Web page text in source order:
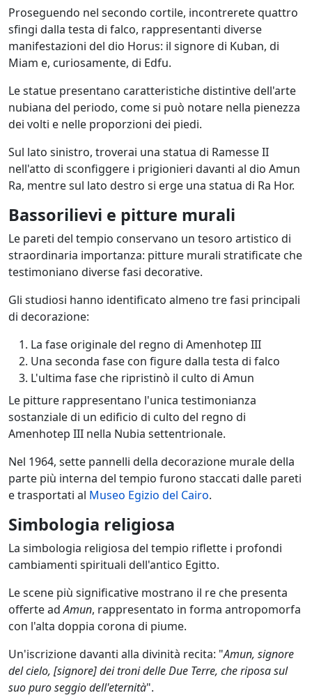
Proseguendo nel secondo cortile, incontrerete quattro
sfingi dalla testa di falco, rappresentanti diverse
manifestazioni del dio Horus: il signore di Kuban, di
Miam e, curiosamente, di Edfu.
Le statue presentano caratteristiche distintive dell'arte
nubiana del periodo, come si può notare nella pienezza
dei volti e nelle proporzioni dei piedi.
Sul lato sinistro, troverai una statua di Ramesse II
nell'atto di sconfiggere i prigionieri davanti al dio Amun
Ra, mentre sul lato destro si erge una statua di Ra Hor.
Bassorilievi e pitture murali
Le pareti del tempio conservano un tesoro artistico di
straordinaria importanza: pitture murali stratificate che
testimoniano diverse fasi decorative.
Gli studiosi hanno identificato almeno tre fasi principali
di decorazione:
La fase originale del regno di Amenhotep III
Una seconda fase con figure dalla testa di falco
L'ultima fase che ripristinò il culto di Amun
Le pitture rappresentano l'unica testimonianza
sostanziale di un edificio di culto del regno di
Amenhotep III nella Nubia settentrionale.
Nel 1964, sette pannelli della decorazione murale della
parte più interna del tempio furono staccati dalle pareti
e trasportati al Museo Egizio del Cairo.
Simbologia religiosa
La simbologia religiosa del tempio riflette i profondi
cambiamenti spirituali dell'antico Egitto.
Le scene più significative mostrano il re che presenta
offerte adAmun, rappresentato in forma antropomorfa
con l'alta doppia corona di piume.
Un'iscrizione davanti alla divinità recita: "Amun, signore
del cielo, [signore] dei troni delle Due Terre, che riposa sul
suo puro seggio dell'eternità".